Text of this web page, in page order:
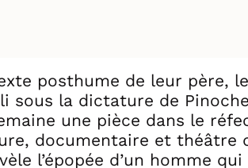
posthume de leur père,
sous la dictature de
une pièce dans le
documentaire et théâtre
l’épopée d’un homme